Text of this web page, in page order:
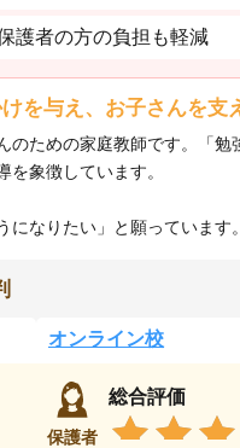
護者の方の負担も軽減
を与え、お子さんを支
のための家庭教師です。「
象徴しています。
なりたい」と願っています
オンライン校
保護者
総合評価